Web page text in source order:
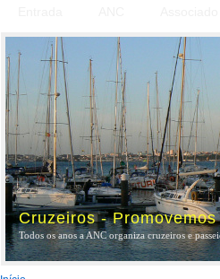
Cruzeiros -
Todos os anos a ANC organiza cruzeiros e